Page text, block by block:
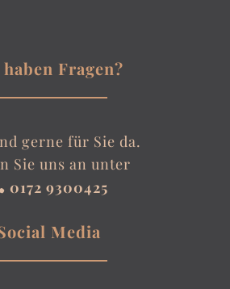
haben Fragen?
gerne für Sie da.
Sie uns an unter
0172 9300425
Media